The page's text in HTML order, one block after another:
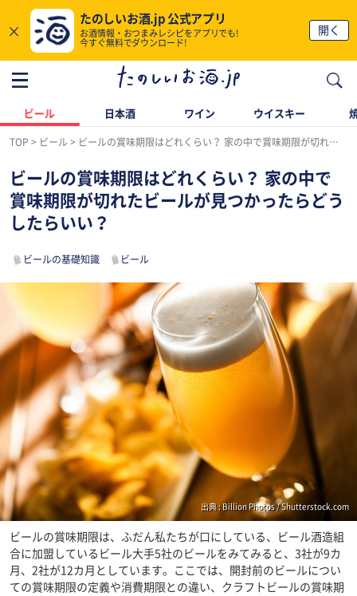
×
たのしいお酒.jp 公式アプリ
お酒情報・おつまみレシピをアプリでも!
今すぐ無料でダウンロード!
開く
ビール 日本酒 ワイン ウイスキー
TOP ビール ビールの賞味期限はどれくらい？ 家の中で賞味期限が切れたビールが見つかったらどうしたらいい？
ビールの賞味期限はどれくらい？ 家の中で
賞味期限が切れたビールが見つかったらどう
したらいい？
ビールの基礎知識 ビール
出典 : Billion Photos / Shutterstock.com
ビールの賞味期限は、ふだん私たちが口にしている、ビール酒造組
合に加盟しているビール大手5社のビールをみてみると、3社が9カ
月、2社が12カ月としています。ここでは、開封前のビールについ
ての賞味期限の定義や消費期限との違い、クラフトビールの賞味期